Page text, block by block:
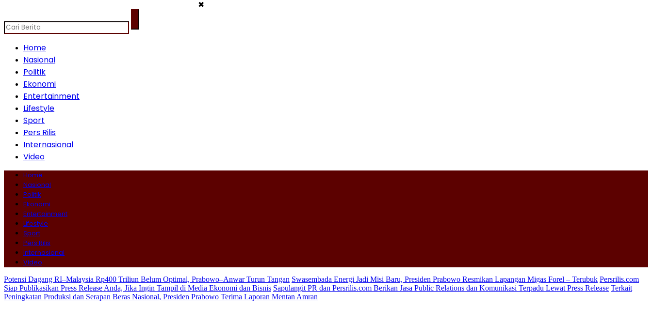
✖
Home
Nasional
Politik
Ekonomi
Entertainment
Lifestyle
Sport
Pers Rilis
Internasional
Video
Home
Nasional
Politik
Ekonomi
Entertainment
Lifestyle
Sport
Pers Rilis
Internasional
Video
Potensi Dagang RI–Malaysia Rp400 Triliun Belum Optimal, Prabowo–Anwar Turun Tangan Swasembada Energi Jadi Misi Baru, Presiden Prabowo Resmikan Lapangan Migas Forel – Terubuk Persrilis.com
Siap Publikasikan Press Release Anda, Jika Ingin Tampil di Media Ekonomi dan Bisnis Sapulangit PR dan Persrilis.com Berikan Jasa Public Relations dan Komunikasi Terpadu Lewat Press Release Terkait
Peningkatan Produksi dan Serapan Beras Nasional, Presiden Prabowo Terima Laporan Mentan Amran